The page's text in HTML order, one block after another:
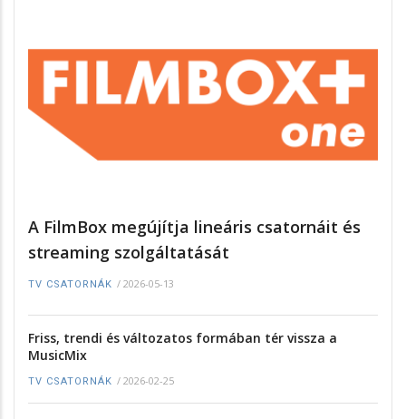
A FilmBox megújítja lineáris csatornáit és
streaming szolgáltatását
TV CSATORNÁK / 2026-05-13
Friss, trendi és változatos formában tér vissza a
MusicMix
TV CSATORNÁK / 2026-02-25